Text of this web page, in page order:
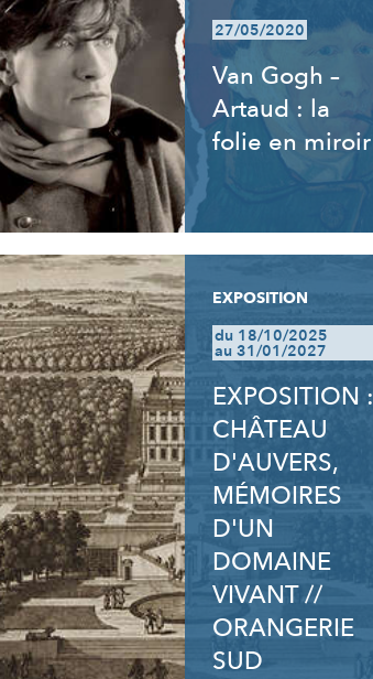
27/05/2020
Van Gogh –
Artaud : la
folie en miroir
EXPOSITION
du 18/10/2025
au 31/01/2027
EXPOSITION :
CHÂTEAU
D'AUVERS,
MÉMOIRES
D'UN
DOMAINE
VIVANT //
ORANGERIE
SUD